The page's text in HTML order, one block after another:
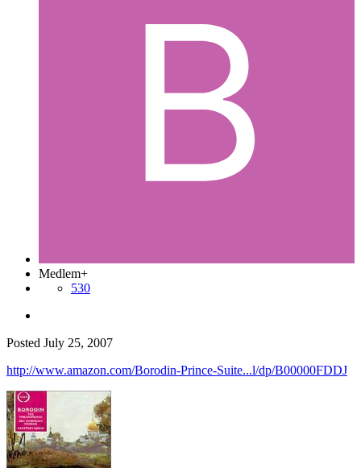
Medlem+
530
Posted July 25, 2007
http://www.amazon.com/Borodin-Prince-Suite...l/dp/B00000FDDJ